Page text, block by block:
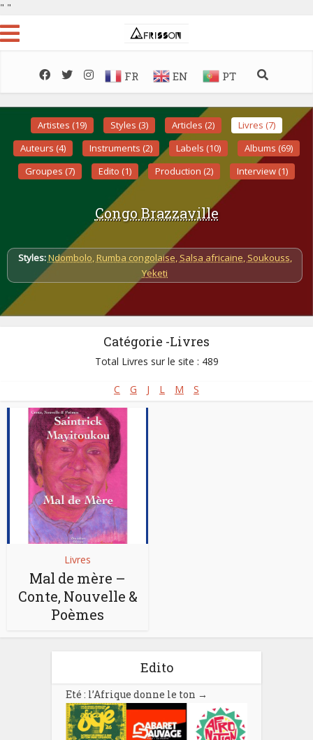
" "
FR EN PT
Artistes (19) Styles (3) Articles (2)
Livres (7)
Auteurs (4)
Instruments (2) Labels (10)
Albums (69)
Groupes (7)
Edito (1) Production (2) Interview (1)
Congo Brazzaville
Styles:Ndombolo, Rumba congolaise, Salsa africaine, Soukouss,
Yeketi
Catégorie -Livres
Total Livres sur le site : 489
C G J L M S
Livres
Mal de mère –
Conte, Nouvelle &
Poèmes
Edito
Eté : l’Afrique donne le ton →